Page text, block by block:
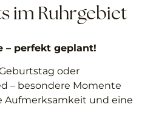
im Ruhrgebiet
– perfekt geplant!
oder
– besondere Momente
Aufmerksamkeit und eine